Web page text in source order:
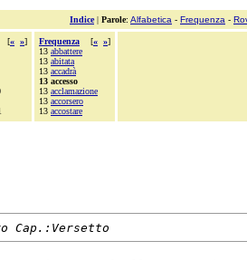
Indice| Parole: Alfabetica - Frequenza -
[« »]
Frequenza [« »]
13 abbattere
13 abitata
13 accadrà
13 accesso
13 acclamazione
13 accorsero
13 accostare
Cap.:Versetto